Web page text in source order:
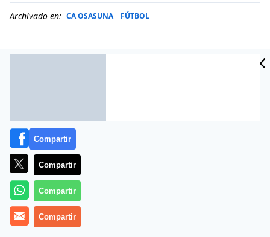
Archivado en: CA OSASUNA FÚTBOL
Más información
Compartir
Compartir
Compartir
Compartir